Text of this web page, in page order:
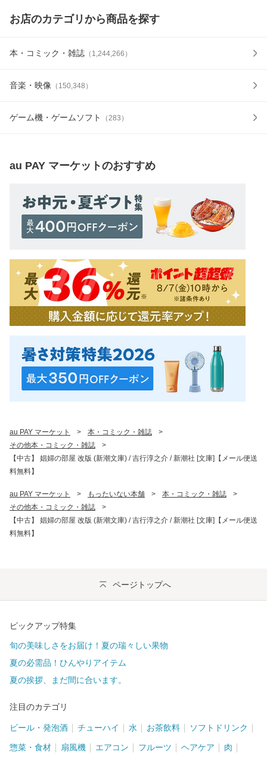
お店のカテゴリから商品を探す
本・コミック・雑誌 （ 1,244,266 ）
音楽・映像 （ 150,348 ）
ゲーム機・ゲームソフト （283 ）
au PAY マーケットのおすすめ
au PAY マーケット > 本・コミック・雑誌
>
その他本・コミック・雑誌
>
【中古】 娼婦の部屋 改版 (新潮文庫) / 吉行淳之介 / 新潮社 [文庫]【メール便送
料無料】
au PAY マーケット > もったいない本舗 > 本・コミック・雑誌
>
その他本・コミック・雑誌
>
【中古】 娼婦の部屋 改版 (新潮文庫) / 吉行淳之介 / 新潮社 [文庫]【メール便送
料無料】
ページトップへ
ピックアップ特集
旬の美味しさをお届け！夏の瑞々しい果物
夏の必需品！ひんやりアイテム
夏の挨拶、まだ間に合います。
注目のカテゴリ
ビール・発泡酒 チューハイ 水 お茶飲料 ソフトドリンク
惣菜・食材 扇風機 エアコン フルーツ ヘアケア 肉